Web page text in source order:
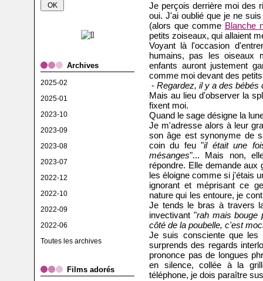
Archives
2025-02
2025-01
2023-10
2023-09
2023-08
2023-07
2022-12
2022-10
2022-09
2022-06
Toutes les archives
Films adorés
Je perçois derrière moi des
oui. J'ai oublié que je ne
(alors que comme Blanche
petits zoiseaux, qui allaient
Voyant là l'occasion
humains, pas les oiseaux
enfants auront justement
comme moi devant des
- Regardez, il y a des bébés
Mais au lieu d'observer la
fixent moi.
Quand le sage désigne la
Je m'adresse alors à leur
son âge est synonyme de
coin du feu "il était une
mésanges"... Mais non,
répondre. Elle demande aux
les éloigne comme si j'étais
ignorant et méprisant ce
nature qui les entoure, je
Je tends le bras à travers
invectivant "rah mais bouge
côté de la poubelle, c'est
Je suis consciente que les
surprends des regards
prononce pas de longues
en silence, collée à la
téléphone, je dois paraître